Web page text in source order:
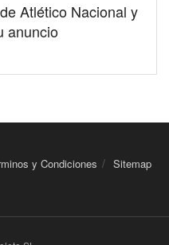
Atlético Nacional y
anuncio
y Condiciones Sitemap